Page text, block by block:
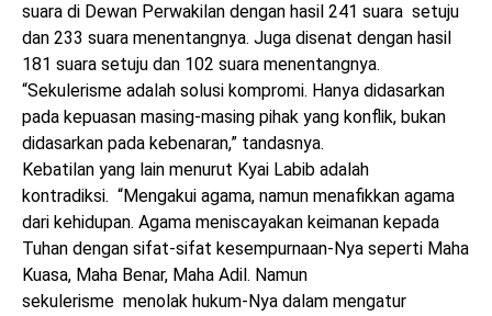
suara di Dewan Perwakilan dengan hasil 241 suara setuju
dan 233 suara menentangnya. Juga disenat dengan hasil
181 suara setuju dan 102 suara menentangnya.
“Sekulerisme adalah solusi kompromi. Hanya didasarkan
pada kepuasan masing-masing pihak yang konflik, bukan
didasarkan pada kebenaran,” tandasnya.
Kebatilan yang lain menurut Kyai Labib adalah
kontradiksi. “Mengakui agama, namun menafikkan agama
dari kehidupan. Agama meniscayakan keimanan kepada
Tuhan dengan sifat-sifat kesempurnaan-Nya seperti Maha
Kuasa, Maha Benar, Maha Adil. Namun
sekulerisme menolak hukum-Nya dalam mengatur